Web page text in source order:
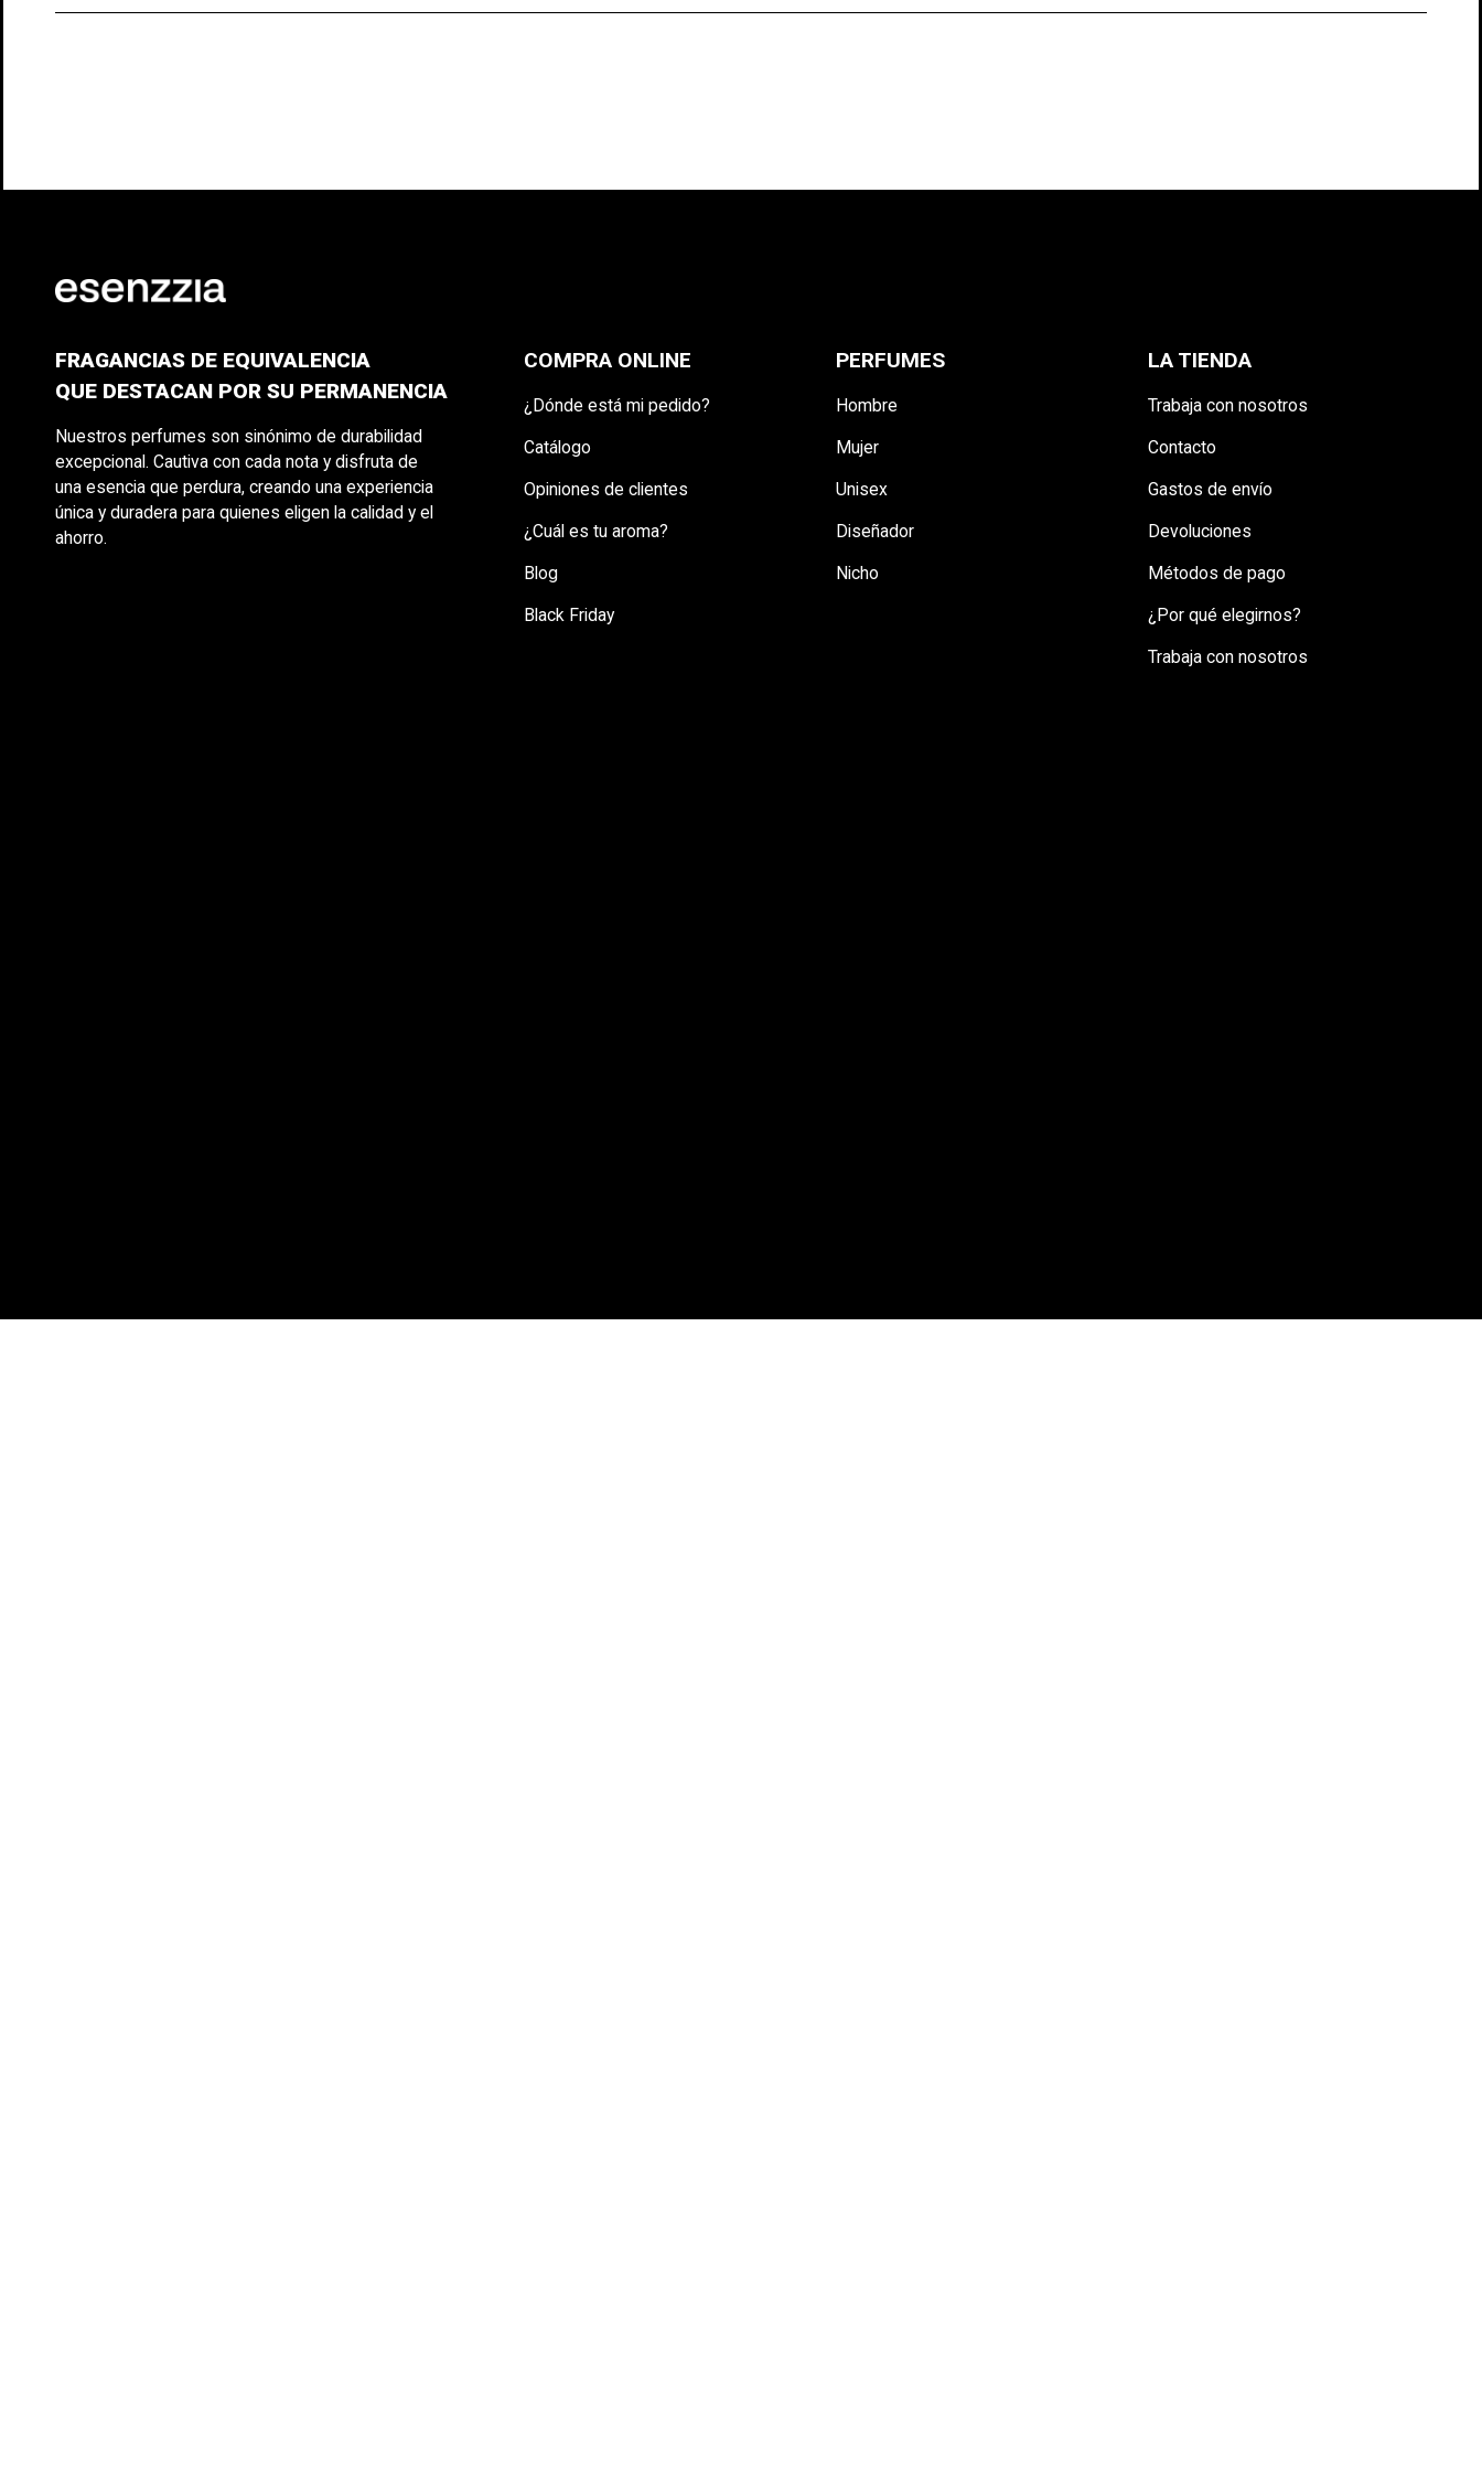
CANCELAR CREAR LISTA DE DESEOS
FRAGANCIAS DE EQUIVALENCIA
QUE DESTACAN POR SU PERMANENCIA
Nuestros perfumes son sinónimo de durabilidad
excepcional. Cautiva con cada nota y disfruta de
una esencia que perdura, creando una experiencia
única y duradera para quienes eligen la calidad y el
ahorro.
COMPRA ONLINE
¿Dónde está mi pedido?
Catálogo
Opiniones de clientes
¿Cuál es tu aroma?
Blog
Black Friday
PERFUMES
Hombre
Mujer
Unisex
Diseñador
Nicho
LA TIENDA
Trabaja con nosotros
Contacto
Gastos de envío
Devoluciones
Métodos de pago
¿Por qué elegirnos?
Trabaja con nosotros